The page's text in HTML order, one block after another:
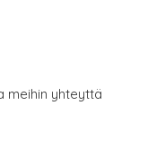
meihin yhteyttä